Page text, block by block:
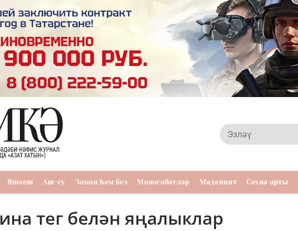
Яшәеш Аш-су Заман һәм без Мөнәсәбәтләр Мәдәният Сәхнә арты
тег белән яңалыклар